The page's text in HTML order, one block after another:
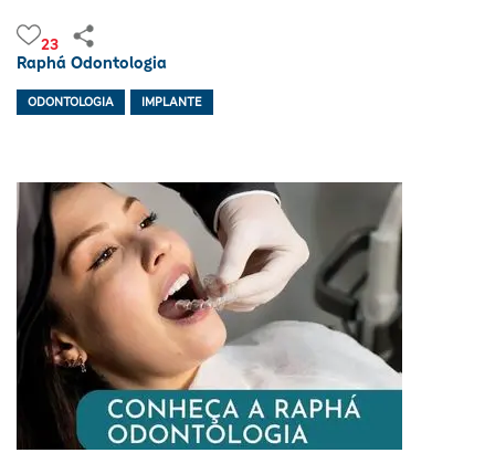
23
Raphá Odontologia
ODONTOLOGIA IMPLANTE